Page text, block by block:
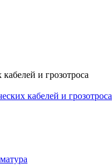
и грозотроса
кабелей и грозотроса